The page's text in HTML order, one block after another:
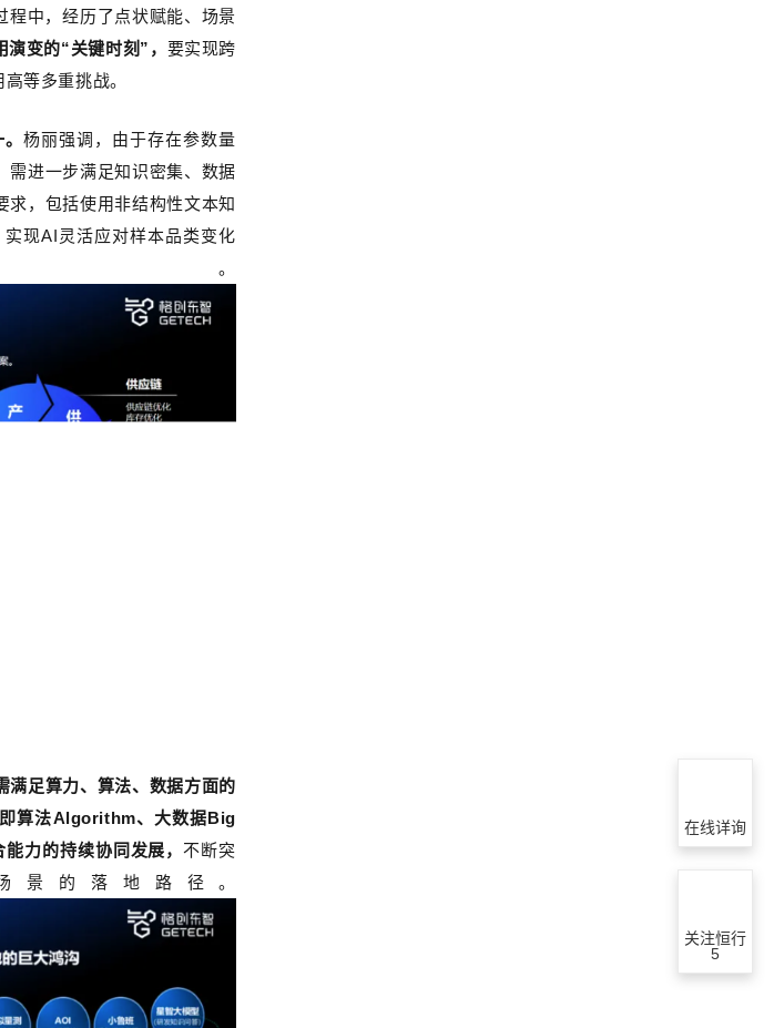
程中，经历了点状赋能、场景
演变的“关键时刻 ” ， 要实现跨
等多重挑战。
。杨丽强调，由于存在参数量
需进一步满足知识密集、数据
求，包括使用非结构性文本知
实现AI灵活应对样本品类变化
满足算力、算法、数据方面的
即算法Algorithm、大数据Big
能力的持续协同发展，不断突
景的落地路径。
在线详询
关注恒行
5